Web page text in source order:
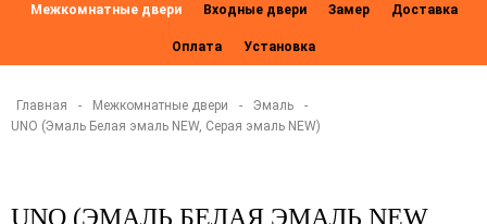
Межкомнатные двери Входные двери Замер Доставка
Оплата Установка
Главная - Межкомнатные двери - Эмаль
-
UNO (Эмаль Белая эмаль NEW, Серая эмаль NEW)
UNO (ЭМАЛЬ БЕЛАЯ ЭМАЛЬ NEW,